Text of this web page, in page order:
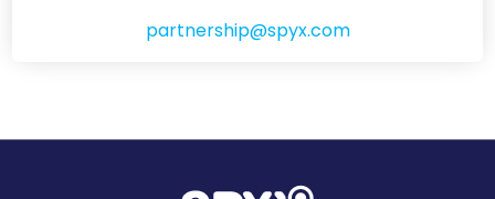
partnership@spyx.com